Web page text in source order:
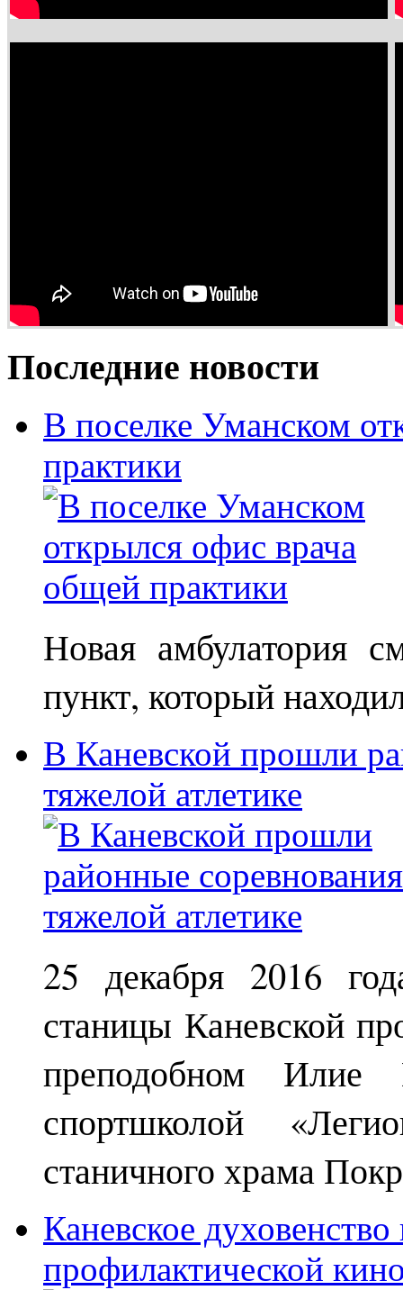
Последние новости
В поселке Уманском
практики
Новая амбулатория
пункт, который
В Каневской прошли
тяжелой атлетике
25 декабря 2016
станицы Каневской
преподобном Илие
спортшколой
станичного храма
Каневское
профилактической